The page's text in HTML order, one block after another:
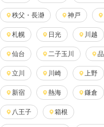
秩父・長瀞 神戸
札幌 日光 川越
仙台 二子玉川 品
立川 川崎 上野
新宿 熱海 鎌倉
八王子 箱根